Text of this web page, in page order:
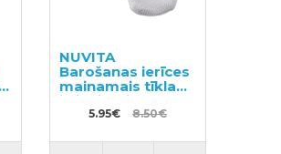
NUVITA
Barošanas ierīces
mainamais tīkla
ieliknis S izmēra
3gab5.95€ 8.50€